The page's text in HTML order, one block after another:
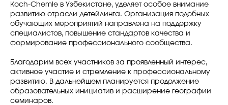
Koch-Chemie в Узбекистане, уделяет особое внимание
развитию отрасли детейлинга. Организация подобных
обучающих мероприятий направлена на поддержку
специалистов, повышение стандартов качества и
формирование профессионального сообщества.
Благодарим всех участников за проявленный интерес,
активное участие и стремление к профессиональному
развитию. В дальнейшем планируется продолжение
образовательных инициатив и расширение географии
семинаров.